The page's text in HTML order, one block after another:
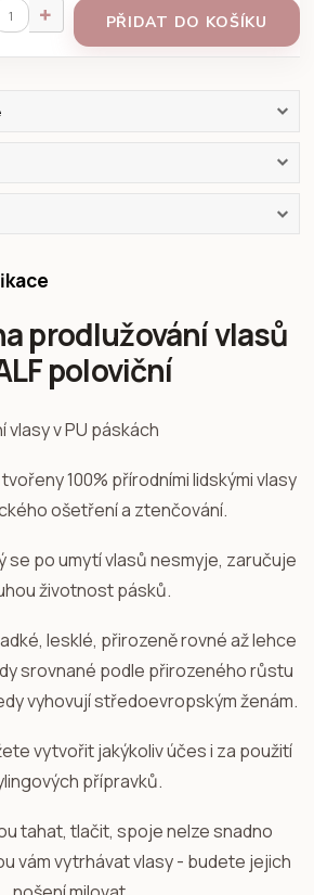
PŘIDAT DO KOŠÍKU
prodlužování vlasů
poloviční
100% přírodními lidskými vlasy
ošetření a ztenčování.
se po umytí vlasů nesmyje, zaručuje
životnost pásků.
lesklé, přirozeně rovné až lehce
srovnané podle přirozeného růstu
vyhovují středoevropským ženám.
vytvořit jakýkoliv účes i za použití
přípravků.
tahat, tlačit, spoje nelze snadno
vám vytrhávat vlasy - budete jejich